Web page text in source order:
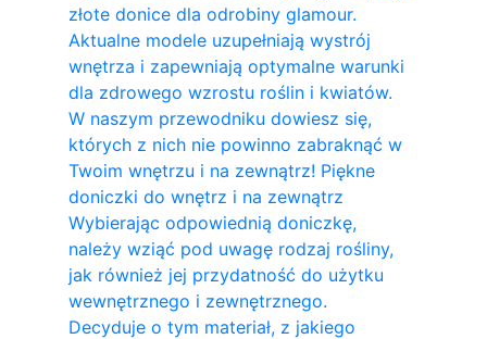
złote donice dla odrobiny glamour.
Aktualne modele uzupełniają wystrój
wnętrza i zapewniają optymalne warunki
dla zdrowego wzrostu roślin i kwiatów.
W naszym przewodniku dowiesz się,
których z nich nie powinno zabraknąć w
Twoim wnętrzu i na zewnątrz! Piękne
doniczki do wnętrz i na zewnątrz
Wybierając odpowiednią doniczkę,
należy wziąć pod uwagę rodzaj rośliny,
jak również jej przydatność do użytku
wewnętrznego i zewnętrznego.
Decyduje o tym materiał, z jakiego